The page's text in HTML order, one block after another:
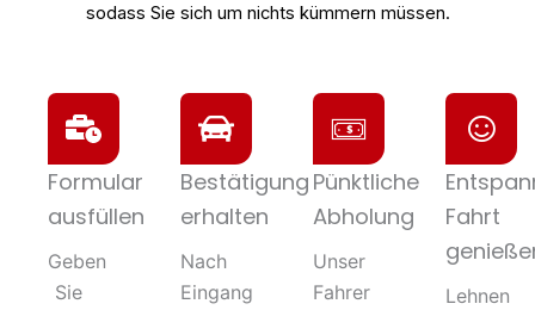
sodass Sie sich um nichts kümmern müssen.
Formular
ausfüllen
Geben
Sie
Bestätigung
erhalten
Nach
Eingang
Pünktliche
Abholung
Unser
Fahrer
Fahrt
Lehnen